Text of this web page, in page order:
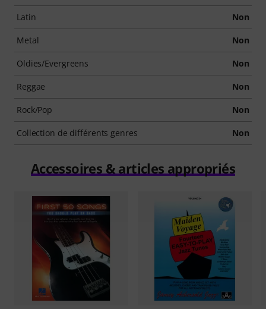
Latin Non
Metal Non
Oldies/Evergreens Non
Reggae Non
Rock/Pop Non
Collection de différents genres Non
Accessoires & articles appropriés